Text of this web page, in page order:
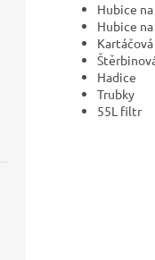
Hubice
Hubice
Hadice
Trubky
55L filtr